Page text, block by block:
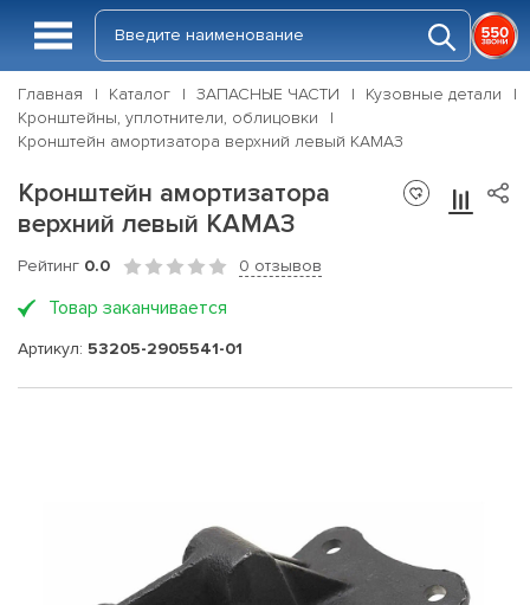
Главная Каталог ЗАПАСНЫЕ ЧАСТИ
Кузовные детали
Кронштейны, уплотнители, облицовки
Кронштейн амортизатора верхний левый КАМАЗ
Кронштейн амортизатора
верхний левый КАМАЗ
Рейтинг 0.0 0 отзывов
Товар заканчивается
Артикул: 53205-2905541-01